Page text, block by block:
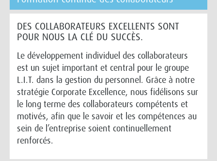
DES COLLABORATEURS EXCELLENTS SONT
POUR NOUS LA CLÉ DU SUCCÈS.
Le développement individuel des collaborateurs
est un sujet important et central pour le groupe
L.I.T. dans la gestion du personnel. Grâce à notre
stratégie Corporate Excellence, nous fidélisons sur
le long terme des collaborateurs compétents et
motivés, afin que le savoir et les compétences au
sein de l’entreprise soient continuellement
renforcés.